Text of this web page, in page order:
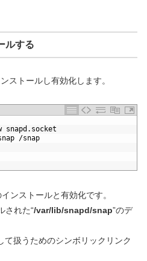
ルする
ストールし有効化します。
snapd.socket
/snap
ンストールと有効化です。
された“/var/lib/snapd/snap”のデ
扱うためのシンボリックリンク